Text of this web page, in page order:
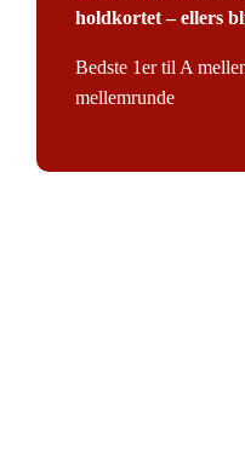
holdkortet – ellers
Bedste 1er til A
mellemrunde